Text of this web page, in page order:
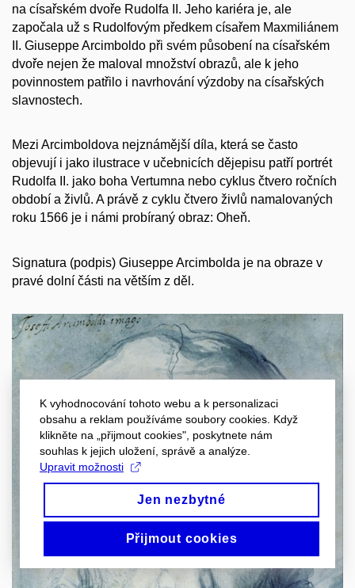
na císařském dvoře Rudolfa II. Jeho kariéra je, ale
započala už s Rudolfovým předkem císařem Maxmiliánem
II. Giuseppe Arcimboldo při svém působení na císařském
dvoře nejen že maloval množství obrazů, ale k jeho
povinnostem patřilo i navrhování výzdoby na císařských
slavnostech.
Mezi Arcimboldova nejznámější díla, která se často
objevují i jako ilustrace v učebnicích dějepisu patří portrét
Rudolfa II. jako boha Vertumna nebo cyklus čtvero ročních
období a živlů. A právě z cyklu čtvero živlů namalovaných
roku 1566 je i námi probíraný obraz: Oheň.
Signatura (podpis) Giuseppe Arcimbolda je na obraze v
pravé dolní části na větším z děl.
K vyhodnocování tohoto webu a k personalizaci
obsahu a reklam používáme soubory cookies. Když
klikněte na „přijmout cookies", poskytnete nám
souhlas k jejich uložení, správě a analýze.
Upravit možnosti
Jen nezbytné
Přijmout cookies